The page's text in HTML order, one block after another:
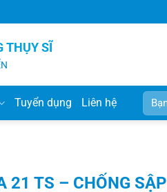
THỤY SĨ
Tuyển dụng Liên hệ
Tìm
kiếm:
21 TS – CHỐNG SẬP